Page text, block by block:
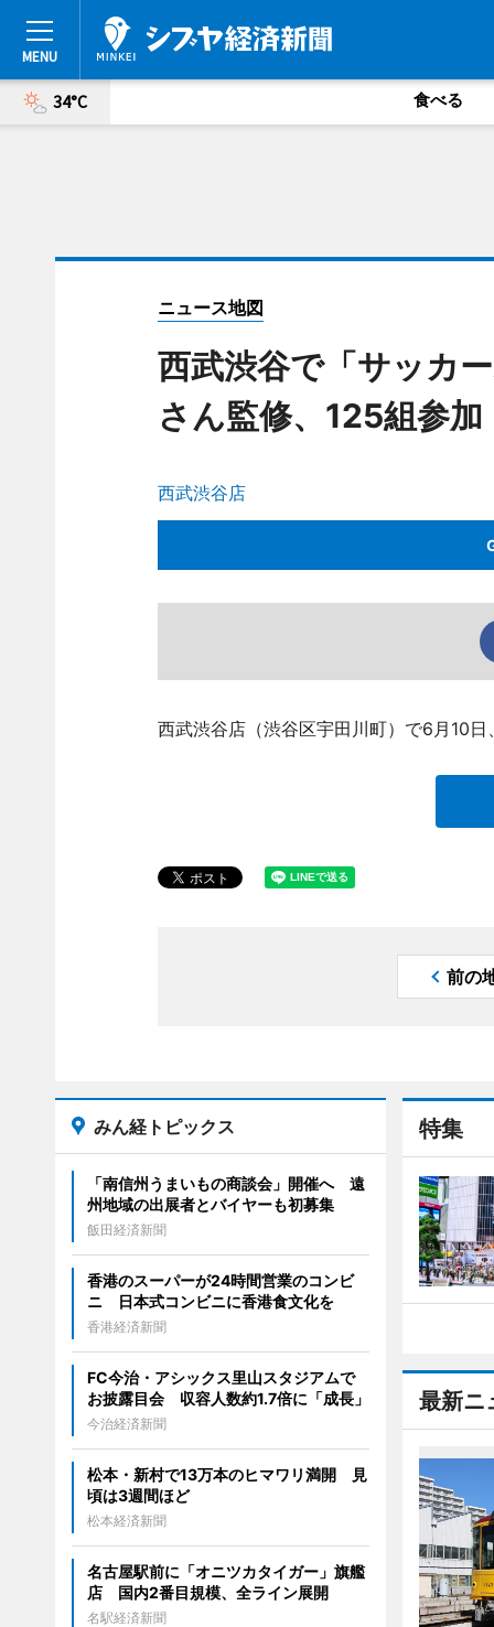
34°C 食べる
ニュース地図
西武渋谷で「サッカ
さん監修、125組参加
西武渋谷店
西武渋谷店（渋谷区宇田川町）で6月10
前の
特集
最新ニ
みん経トピックス
「南信州うまいもの商談会」開催へ 遠
州地域の出展者とバイヤーも初募集
飯田経済新聞
香港のスーパーが24時間営業のコンビ
ニ 日本式コンビニに香港食文化を
香港経済新聞
FC今治・アシックス里山スタジアムで
お披露目会 収容人数約1.7倍に「成長」
今治経済新聞
松本・新村で13万本のヒマワリ満開 見
頃は3週間ほど
松本経済新聞
名古屋駅前に「オニツカタイガー」旗艦
店 国内2番目規模、全ライン展開
名駅経済新聞